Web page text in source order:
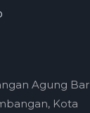
Agung
Kota